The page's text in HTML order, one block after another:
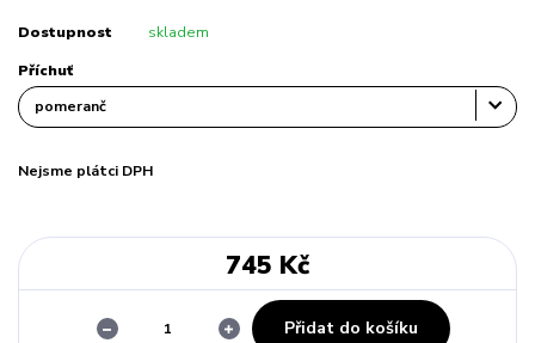
Dostupnost skladem
Příchuť
Nejsme plátci DPH
745 Kč
Přidat do košíku